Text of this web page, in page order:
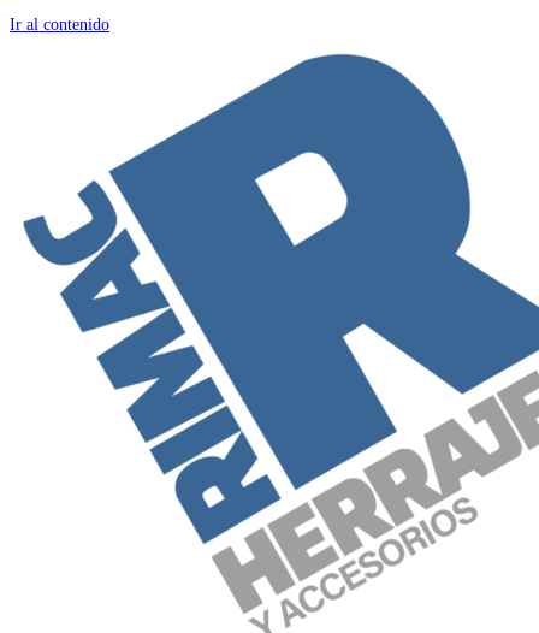
Ir al contenido